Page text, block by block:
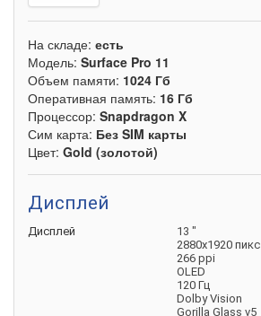
На складе: есть
Модель: Surface Pro 11
Объем памяти: 1024 Гб
Оперативная память: 16 Гб
Процессор: Snapdragon X
Сим карта: Без SIM карты
Цвет: Gold (золотой)
Дисплей
Дисплей
13 "
2880x1920 пикс
266 ppi
OLED
120 Гц
Dolby Vision
Gorilla Glass v5